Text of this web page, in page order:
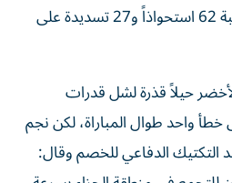
وأنهت إسبانيا المباراة بنسبة 62 استحواذاً و27 تسديدة على
حيلاً قذرة لشل قدرات
خطأ واحد طوال المباراة، لكن نجم
التكتيك الدفاعي للخصم وقال: